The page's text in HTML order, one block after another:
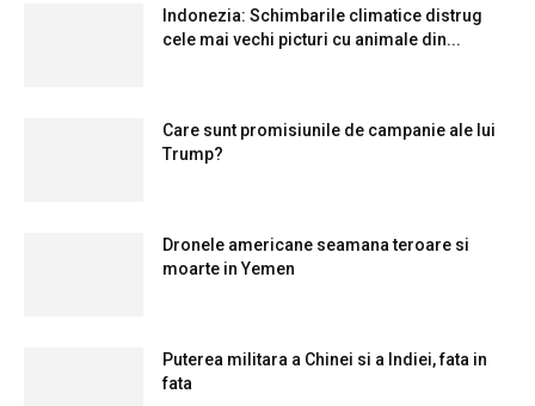
Indonezia: Schimbarile climatice distrug
cele mai vechi picturi cu animale din...
Care sunt promisiunile de campanie ale lui
Trump?
Dronele americane seamana teroare si
moarte in Yemen
Puterea militara a Chinei si a Indiei, fata in
fata